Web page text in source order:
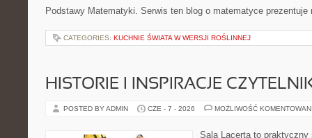
Podstawy Matematyki. Serwis ten blog o matematyce
CATEGORIES: KUCHNIE ŚWIATA W WERSJI ROŚLINNEJ
HISTORIE I INSPIRACJE
POSTED BY ADMIN CZE - 7 - 2026 MOŻLIWOŚĆ
Sala Lacerta to praktyczny